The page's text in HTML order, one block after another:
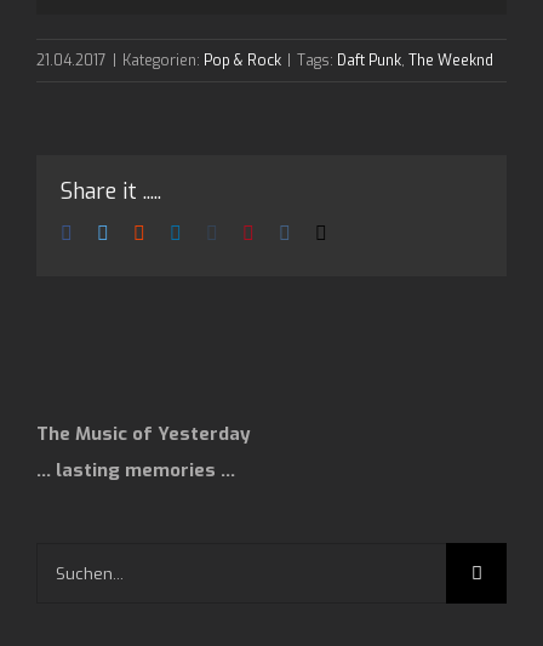
21.04.2017 Kategorien: Pop & Rock Tags: Daft Punk, The Weeknd
Share it .....
Facebook
TwitterReddit LinkedIn
TumblrPinterest
The Music of Yesterday
… lasting memories …